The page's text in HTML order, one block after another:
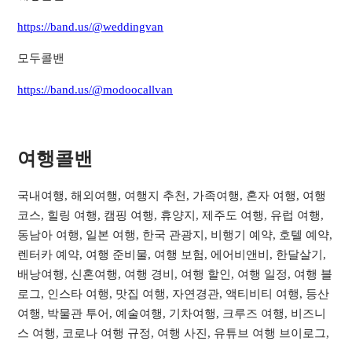
https://band.us/@weddingvan
모두콜밴
https://band.us/@modoocallvan
여행콜밴​
국내여행, 해외여행, 여행지 추천, 가족여행, 혼자 여행, 여행
코스, 힐링 여행, 캠핑 여행, 휴양지, 제주도 여행, 유럽 여행,
동남아 여행, 일본 여행, 한국 관광지, 비행기 예약, 호텔 예약,
렌터카 예약, 여행 준비물, 여행 보험, 에어비앤비, 한달살기,
배낭여행, 신혼여행, 여행 경비, 여행 할인, 여행 일정, 여행 블
로그, 인스타 여행, 맛집 여행, 자연경관, 액티비티 여행, 등산
여행, 박물관 투어, 예술여행, 기차여행, 크루즈 여행, 비즈니
스 여행, 코로나 여행 규정, 여행 사진, 유튜브 여행 브이로그,